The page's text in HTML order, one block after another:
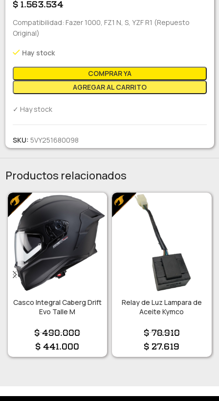
$1.563.534
Compatibilidad: Fazer 1000, FZ1 N, S, YZF R1 (Repuesto
Original)
Hay stock
AGREGAR AL CARRITO
COMPRAR YA
✓ Hay stock
SKU: 5VY251680098
Productos relacionados
Casco Integral Caberg Drift
Evo Talle M
$490.000
$441.000
Relay de Luz Lampara de
Aceite Kymco
$78.910
$27.619